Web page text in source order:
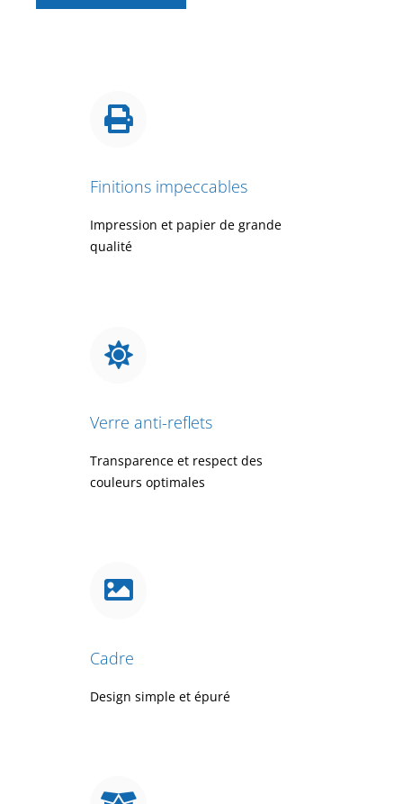
Finitions impeccables
Impression et papier de grande
qualité
Verre anti-reflets
Transparence et respect des
couleurs optimales
Cadre
Design simple et épuré